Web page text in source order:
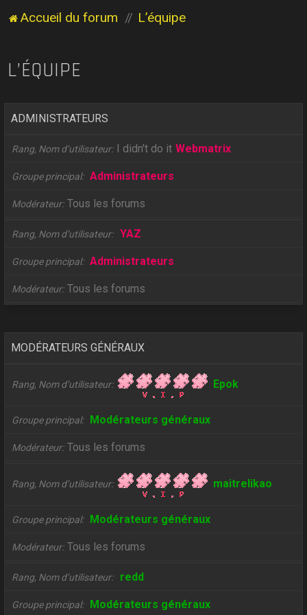
Accueil du forum L’équipe
L’ÉQUIPE
ADMINISTRATEURS
Rang, Nom d’utilisateur I didn't do it Webmatrix
Groupe principal Administrateurs
Modérateur Tous les forums
Rang, Nom d’utilisateur YAZ
Groupe principal Administrateurs
Modérateur Tous les forums
MODÉRATEURS GÉNÉRAUX
Rang, Nom d’utilisateur Epok
Groupe principal Modérateurs généraux
Modérateur Tous les forums
Rang, Nom d’utilisateur maitrelikao
Groupe principal Modérateurs généraux
Modérateur Tous les forums
Rang, Nom d’utilisateur redd
Groupe principal Modérateurs généraux